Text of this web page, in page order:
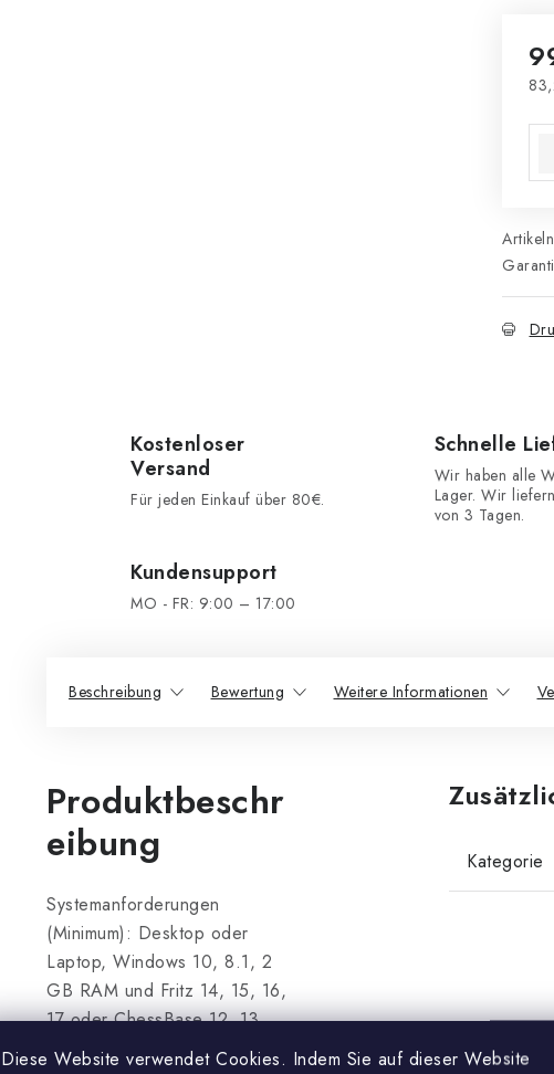
Diese Website verwendet Cookies. Indem Sie auf dieser Website
Kostenloser
Versand
Für jeden Einkauf über 80€.
Schnelle
Wir haben alle
Lager. Wir
von 3 Tagen.
Kundensupport
MO - FR: 9:00 – 17:00
Beschreibung Bewertung Weitere Informationen
Produktbeschr
eibung
Systemanforderungen
(Minimum): Desktop oder
Laptop, Windows 10, 8.1, 2
GB RAM und Fritz 14, 15, 16,
17 oder ChessBase 12, 13,
14, 15, 16 und ein DVD-
Kategorie